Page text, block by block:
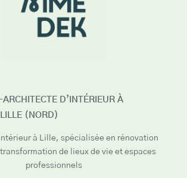
D’INTÉRIEUR À
LILLE (NORD)
à Lille, spécialisée en rénovation
de lieux de vie et espaces
professionnels